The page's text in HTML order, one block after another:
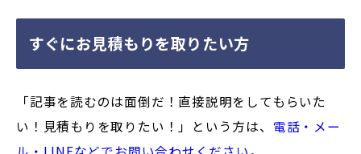
すぐにお見積もりを取りたい方
「記事を読むのは面倒だ！直接説明をしてもらいた
い！見積もりを取りたい！」という方は、 電話・メー